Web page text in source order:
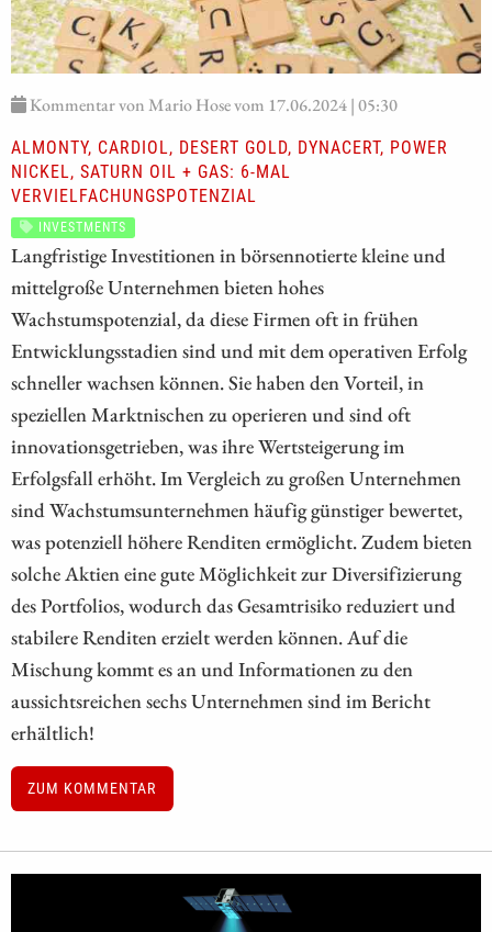
Kommentar von Mario Hose vom 17.06.2024 | 05:30
ALMONTY, CARDIOL, DESERT GOLD, DYNACERT, POWER
NICKEL, SATURN OIL + GAS: 6-MAL
VERVIELFACHUNGSPOTENZIAL
INVESTMENTS
Langfristige Investitionen in börsennotierte kleine und
mittelgroße Unternehmen bieten hohes
Wachstumspotenzial, da diese Firmen oft in frühen
Entwicklungsstadien sind und mit dem operativen Erfolg
schneller wachsen können. Sie haben den Vorteil, in
speziellen Marktnischen zu operieren und sind oft
innovationsgetrieben, was ihre Wertsteigerung im
Erfolgsfall erhöht. Im Vergleich zu großen Unternehmen
sind Wachstumsunternehmen häufig günstiger bewertet,
was potenziell höhere Renditen ermöglicht. Zudem bieten
solche Aktien eine gute Möglichkeit zur Diversifizierung
des Portfolios, wodurch das Gesamtrisiko reduziert und
stabilere Renditen erzielt werden können. Auf die
Mischung kommt es an und Informationen zu den
aussichtsreichen sechs Unternehmen sind im Bericht
erhältlich!
ZUM KOMMENTAR